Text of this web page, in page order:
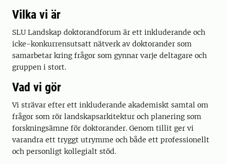
Vilka vi är
SLU Landskap doktorandforum är ett inkluderande och
icke-konkurrensutsatt nätverk av doktorander som
samarbetar kring frågor som gynnar varje deltagare och
gruppen i stort.
Vad vi gör
Vi strävar efter ett inkluderande akademiskt samtal om
frågor som rör landskapsarkitektur och planering som
forskningsämne för doktorander. Genom tillit ger vi
varandra ett tryggt utrymme och både ett professionellt
och personligt kollegialt stöd.